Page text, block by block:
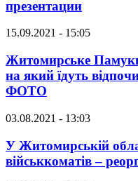
презентации
15.09.2021 - 15:05
Житомирське
на який їдуть
ФОТО
03.08.2021 - 13:03
У Житомирській
військкоматів –